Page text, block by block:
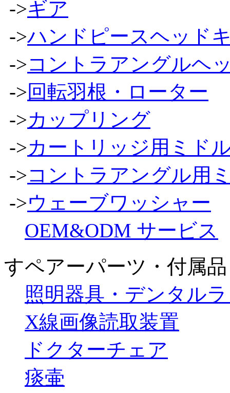
->ギア
->ハンドピースヘッド
->コントラアングルヘ
->回転羽根・ローター
->カップリング
->カートリッジ用ミド
->コントラアングル用
->ウェーブワッシャー
OEM&ODM サービス
すペアーパーツ・付属品
照明器具・デンタル
X線画像読取装置
ドクターチェア
痰壷